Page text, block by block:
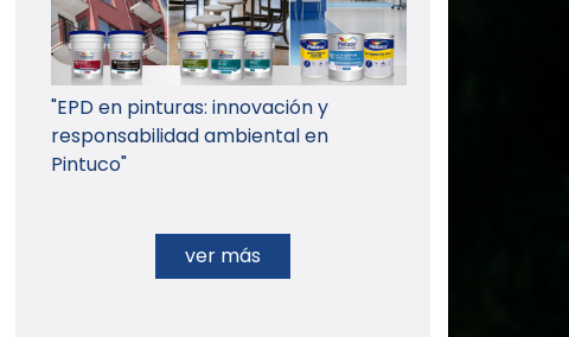
"EPD en pinturas: innovación y
responsabilidad ambiental en
Pintuco"
ver más